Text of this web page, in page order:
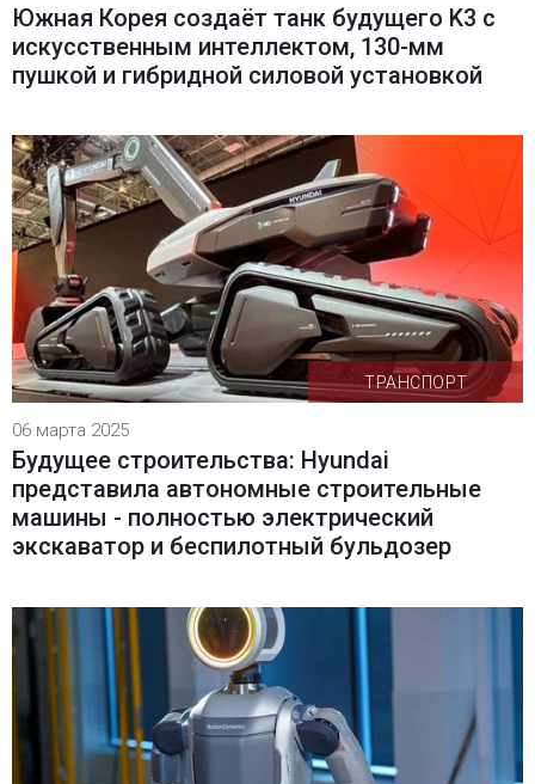
Южная Корея создаёт танк будущего K3 с
искусственным интеллектом, 130-мм
пушкой и гибридной силовой установкой
ТРАНСПОРТ
06 марта 2025
Будущее строительства: Hyundai
представила автономные строительные
машины - полностью электрический
экскаватор и беспилотный бульдозер